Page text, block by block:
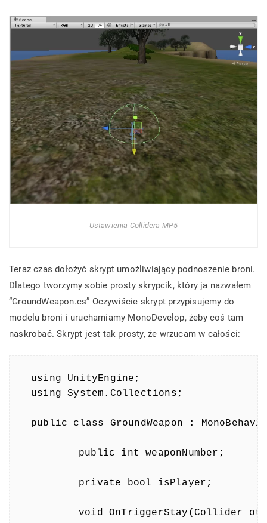
Ustawienia Collidera MP5
Teraz czas dołożyć skrypt umożliwiający podnoszenie broni.
Dlatego tworzymy sobie prosty skrypcik, który ja nazwałem
“GroundWeapon.cs” Oczywiście skrypt przypisujemy do
modelu broni i uruchamiamy MonoDevelop, żeby coś tam
naskrobać. Skrypt jest tak prosty, że wrzucam w całości:
using UnityEngine;
using System.Collections;
public class GroundWeapon :